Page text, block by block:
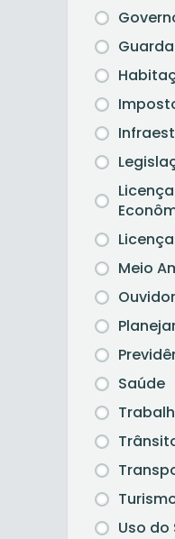
Meio
Saúde
Uso do